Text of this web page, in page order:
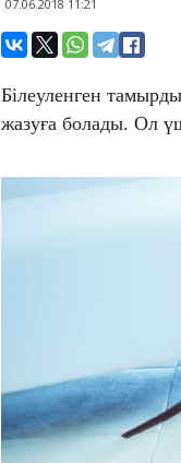
07.06.2018 11:21
Білеуленген
жазуға болады. Ол